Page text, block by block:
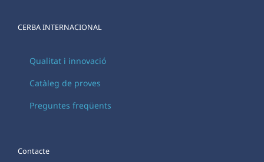
CERBA INTERNACIONAL
Qualitat i innovació
Catàleg de proves
Preguntes freqüents
Contacte